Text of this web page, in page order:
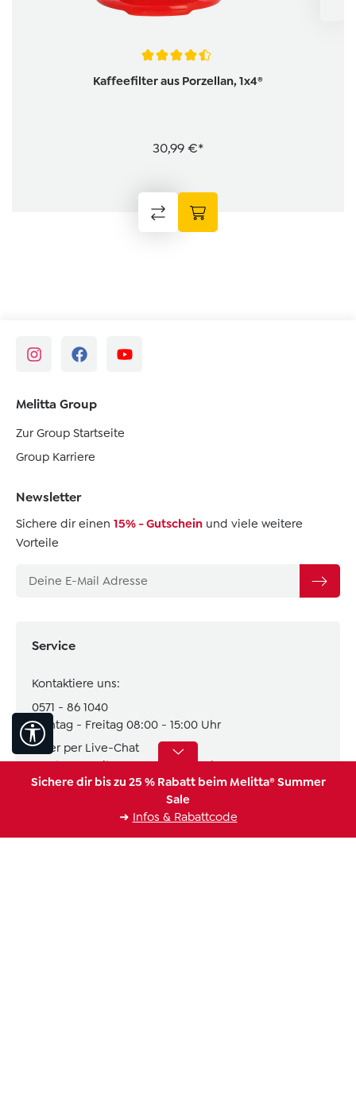
Durchschnittliche Bewertung von 4.4 von 5 Sternen
Kaffeefilter aus Porzellan, 1x4®
30,99 €*
Service
Kontaktiere uns:
0571 - 86 1040
Montag - Freitag 08:00 - 15:00 Uhr
Oder per Live-Chat
Montag - Freitag 08:00 - 18:00 Uhr
Vertrag widerrufen
Melitta Group
Zur Group Startseite
Group Karriere
Newsletter
Sichere dir einen 15% - Gutschein und viele weitere
Vorteile
Werkzeugleiste anzeigen
Sichere dir bis zu 25 % Rabatt beim Melitta® Summer
Sale
➜ Infos & Rabattcode